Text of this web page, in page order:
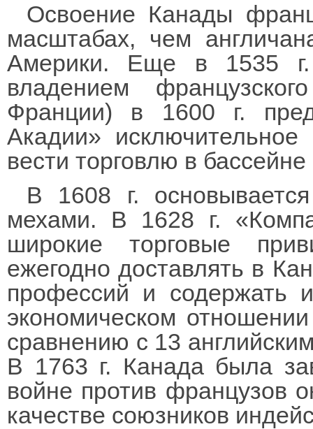
Освоение Канады
масштабах, чем
Америки. Еще в 1535
владением
Франции) в 1600 г.
Акадии»
вести торговлю в
В 1608 г.
мехами. В 1628 г.
широкие торговые
ежегодно доставлять в
профессий и содержать
экономическом
сравнению с 13
В 1763 г. Канада была
войне против французов
качестве союзников